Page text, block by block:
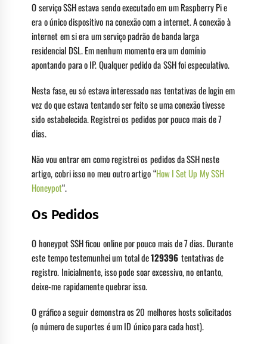
O serviço SSH estava sendo executado em um Raspberry Pi e
era o único dispositivo na conexão com a internet. A conexão à
internet em si era um serviço padrão de banda larga
residencial DSL. Em nenhum momento era um domínio
apontando para o IP. Qualquer pedido da SSH foi especulativo.
Nesta fase, eu só estava interessado nas tentativas de login em
vez do que estava tentando ser feito se uma conexão tivesse
sido estabelecida. Registrei os pedidos por pouco mais de 7
dias.
Não vou entrar em como registrei os pedidos da SSH neste
artigo, cobri isso no meu outro artigo “How I Set Up My SSH
Honeypot“.
Os Pedidos
O honeypot SSH ficou online por pouco mais de 7 dias. Durante
este tempo testemunhei um total de129396 tentativas de
registro. Inicialmente, isso pode soar excessivo, no entanto,
deixe-me rapidamente quebrar isso.
O gráfico a seguir demonstra os 20 melhores hosts solicitados
(o número de suportes é um ID único para cada host).